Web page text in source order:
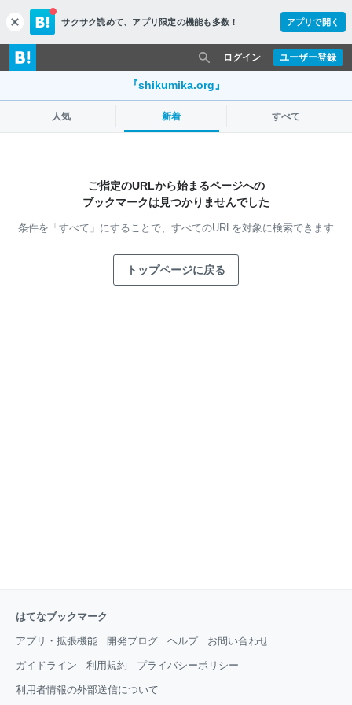
c
l
o
s
サクサク読めて、 アプリ限定の機能も多数！ アプリで開く
ユーザー登録
ログイン
『shikumika.org』
人気 新着 すべて
ご指定のURLから始まるページへの
ブックマークは見つかりませんでした
条件を「すべて」にすることで、 すべてのURLを対象に検索できます
トップページに戻る
はてなブックマーク
アプリ・拡張機能 開発ブログ ヘルプ お問い合わせ
ガイドライン 利用規約 プライバシーポリシー
利用者情報の外部送信について